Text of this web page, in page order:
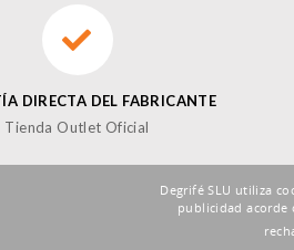
DIRECTA DEL FABRICANTE
Tienda Outlet Oficial
A LA NEWSLETTER DE
Degrifé SLU utiliza
publicidad acorde